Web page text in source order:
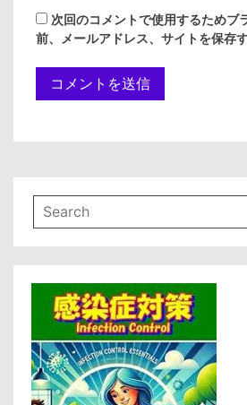
次回のコメントで使用するためブ
前、メールアドレス、サイトを保存す